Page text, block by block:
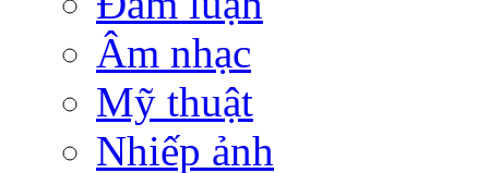
Âm nhạc
Mỹ thuật
Nhiếp ảnh